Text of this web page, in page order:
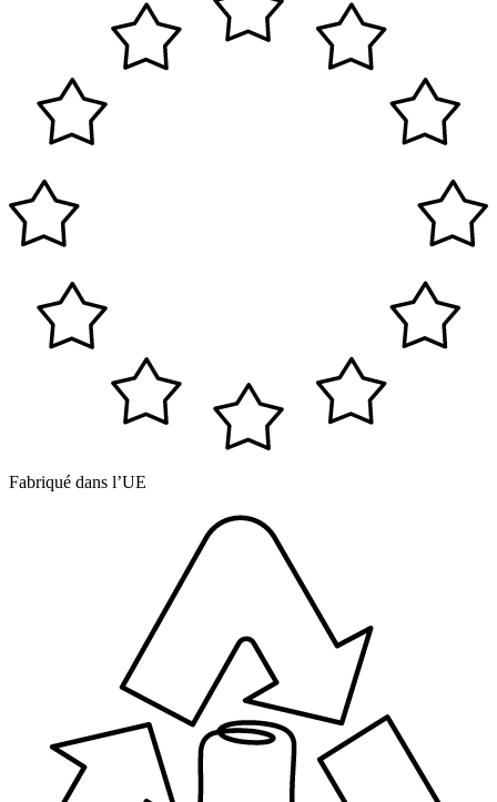
Fabriqué dans l’UE